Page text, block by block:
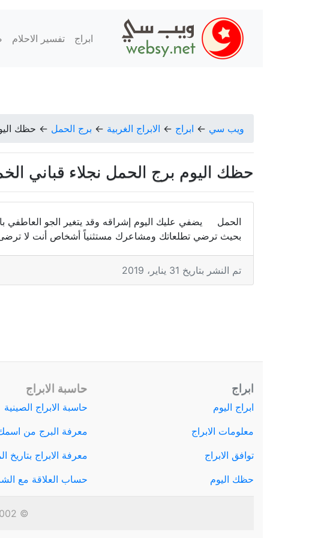
ابراج تفسير الاحلام
ويب سي ← ابراج ← الابراج الغربية ← برج الحمل ← حظك اليوم
حظك اليوم برج الحمل نجلاء قباني الخميس
الحمل يضفي عليك اليوم إشراقه وقد يتغير الجو العاطفي
بحيث ترضي تطلعاتك ومشاعرك مستثنياً أشخاص أنت لا
تم النشر بتاريخ 31 يناير، 2019
ابراج
ابراج اليوم
معلومات الابراج
توافق الابراج
حظك اليوم
حاسبة الابراج
حاسبة الابراج الصينية
معرفة البرج من
معرفة الابراج بتاريخ
حساب العلاقة مع
© 2002 - 2019 جميع الحقوق محفوظة